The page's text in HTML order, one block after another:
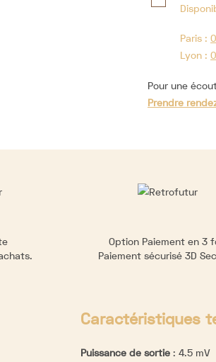
Paris :
Lyon :
Pour une
Prendre
Option Paiement en 3
Paiement sécurisé 3D
Caractéristiques
Puissance de sortie : 4.5 mV